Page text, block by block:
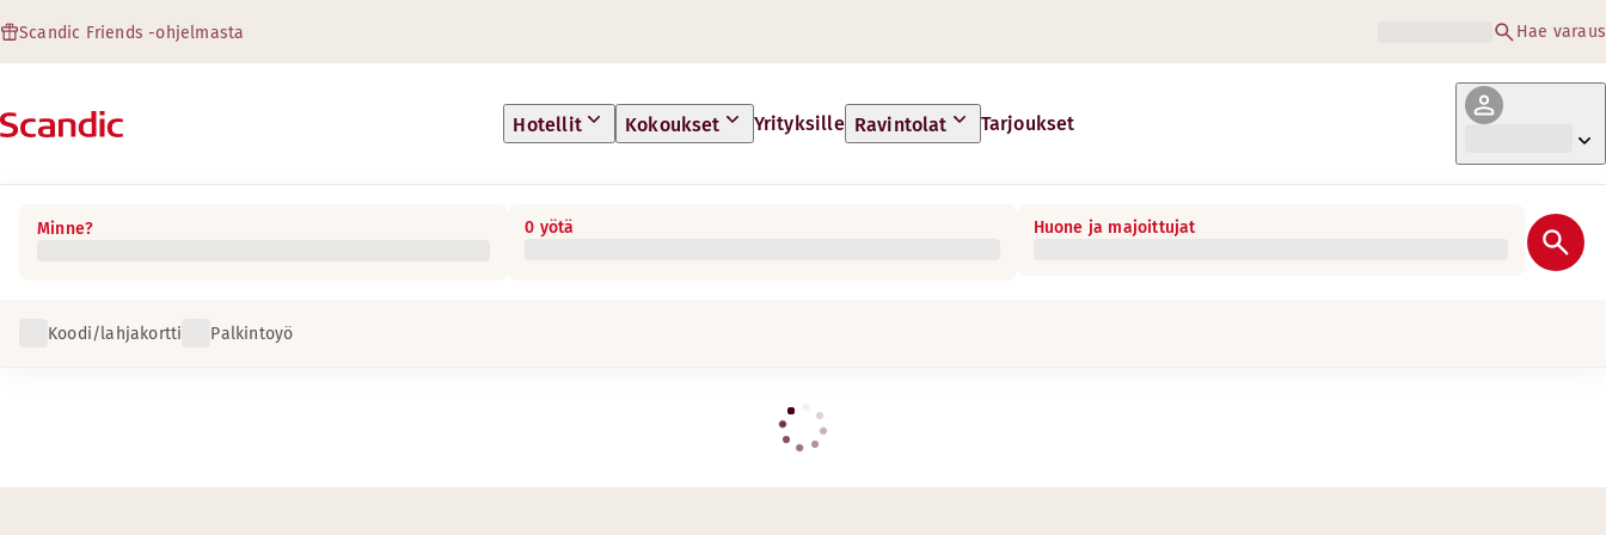
Scandic Friends -ohjelmasta Hae varaus
Hotellit Kokoukset Yrityksille Ravintolat Tarjoukset
Minne? 0 yötä Huone ja majoittujat
Koodi/lahjakortti Palkintoyö